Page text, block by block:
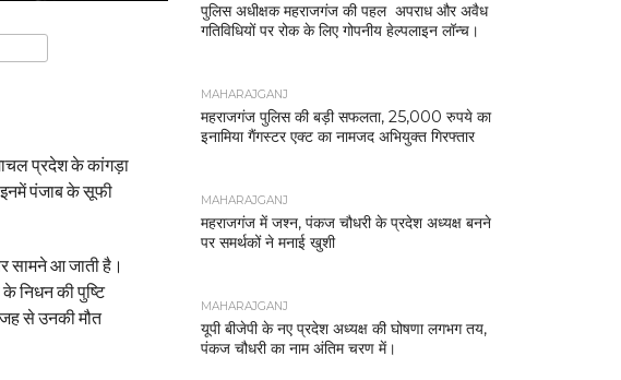
प्रदेश के कांगड़ा
इनमें पंजाब के सूफी
सामने आ जाती है।
निधन की पुष्टि
से उनकी मौत
पुलिस अधीक्षक महराजगंज की पहल अपराध और अवैध
गतिविधियों पर रोक के लिए गोपनीय हेल्पलाइन लॉन्च।
MAHARAJGANJ
महराजगंज पुलिस की बड़ी सफलता, 25,000 रुपये का
इनामिया गैंगस्टर एक्ट का नामजद अभियुक्त गिरफ्तार
MAHARAJGANJ
महराजगंज में जश्न, पंकज चौधरी के प्रदेश अध्यक्ष बनने
पर समर्थकों ने मनाई खुशी
MAHARAJGANJ
यूपी बीजेपी के नए प्रदेश अध्यक्ष की घोषणा लगभग तय,
पंकज चौधरी का नाम अंतिम चरण में।